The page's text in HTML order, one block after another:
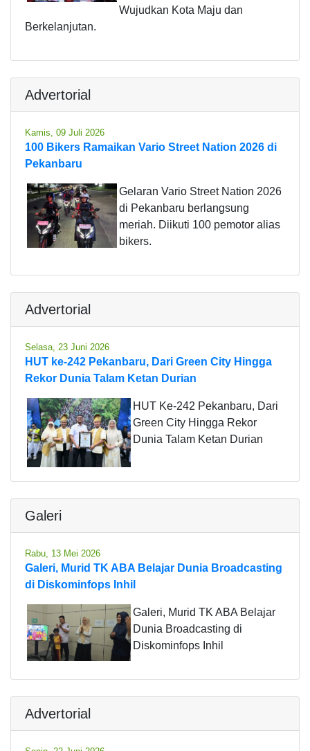
Wujudkan Kota Maju dan
Berkelanjutan.
Advertorial
Kamis, 09 Juli 2026
100 Bikers Ramaikan Vario Street Nation 2026 di
Pekanbaru
Gelaran Vario Street Nation 2026
di Pekanbaru berlangsung
meriah. Diikuti 100 pemotor alias
bikers.
Advertorial
Selasa, 23 Juni 2026
HUT ke-242 Pekanbaru, Dari Green City Hingga
Rekor Dunia Talam Ketan Durian
HUT Ke-242 Pekanbaru, Dari
Green City Hingga Rekor
Dunia Talam Ketan Durian
Galeri
Rabu, 13 Mei 2026
Galeri, Murid TK ABA Belajar Dunia Broadcasting
di Diskominfops Inhil
Galeri, Murid TK ABA Belajar
Dunia Broadcasting di
Diskominfops Inhil
Advertorial